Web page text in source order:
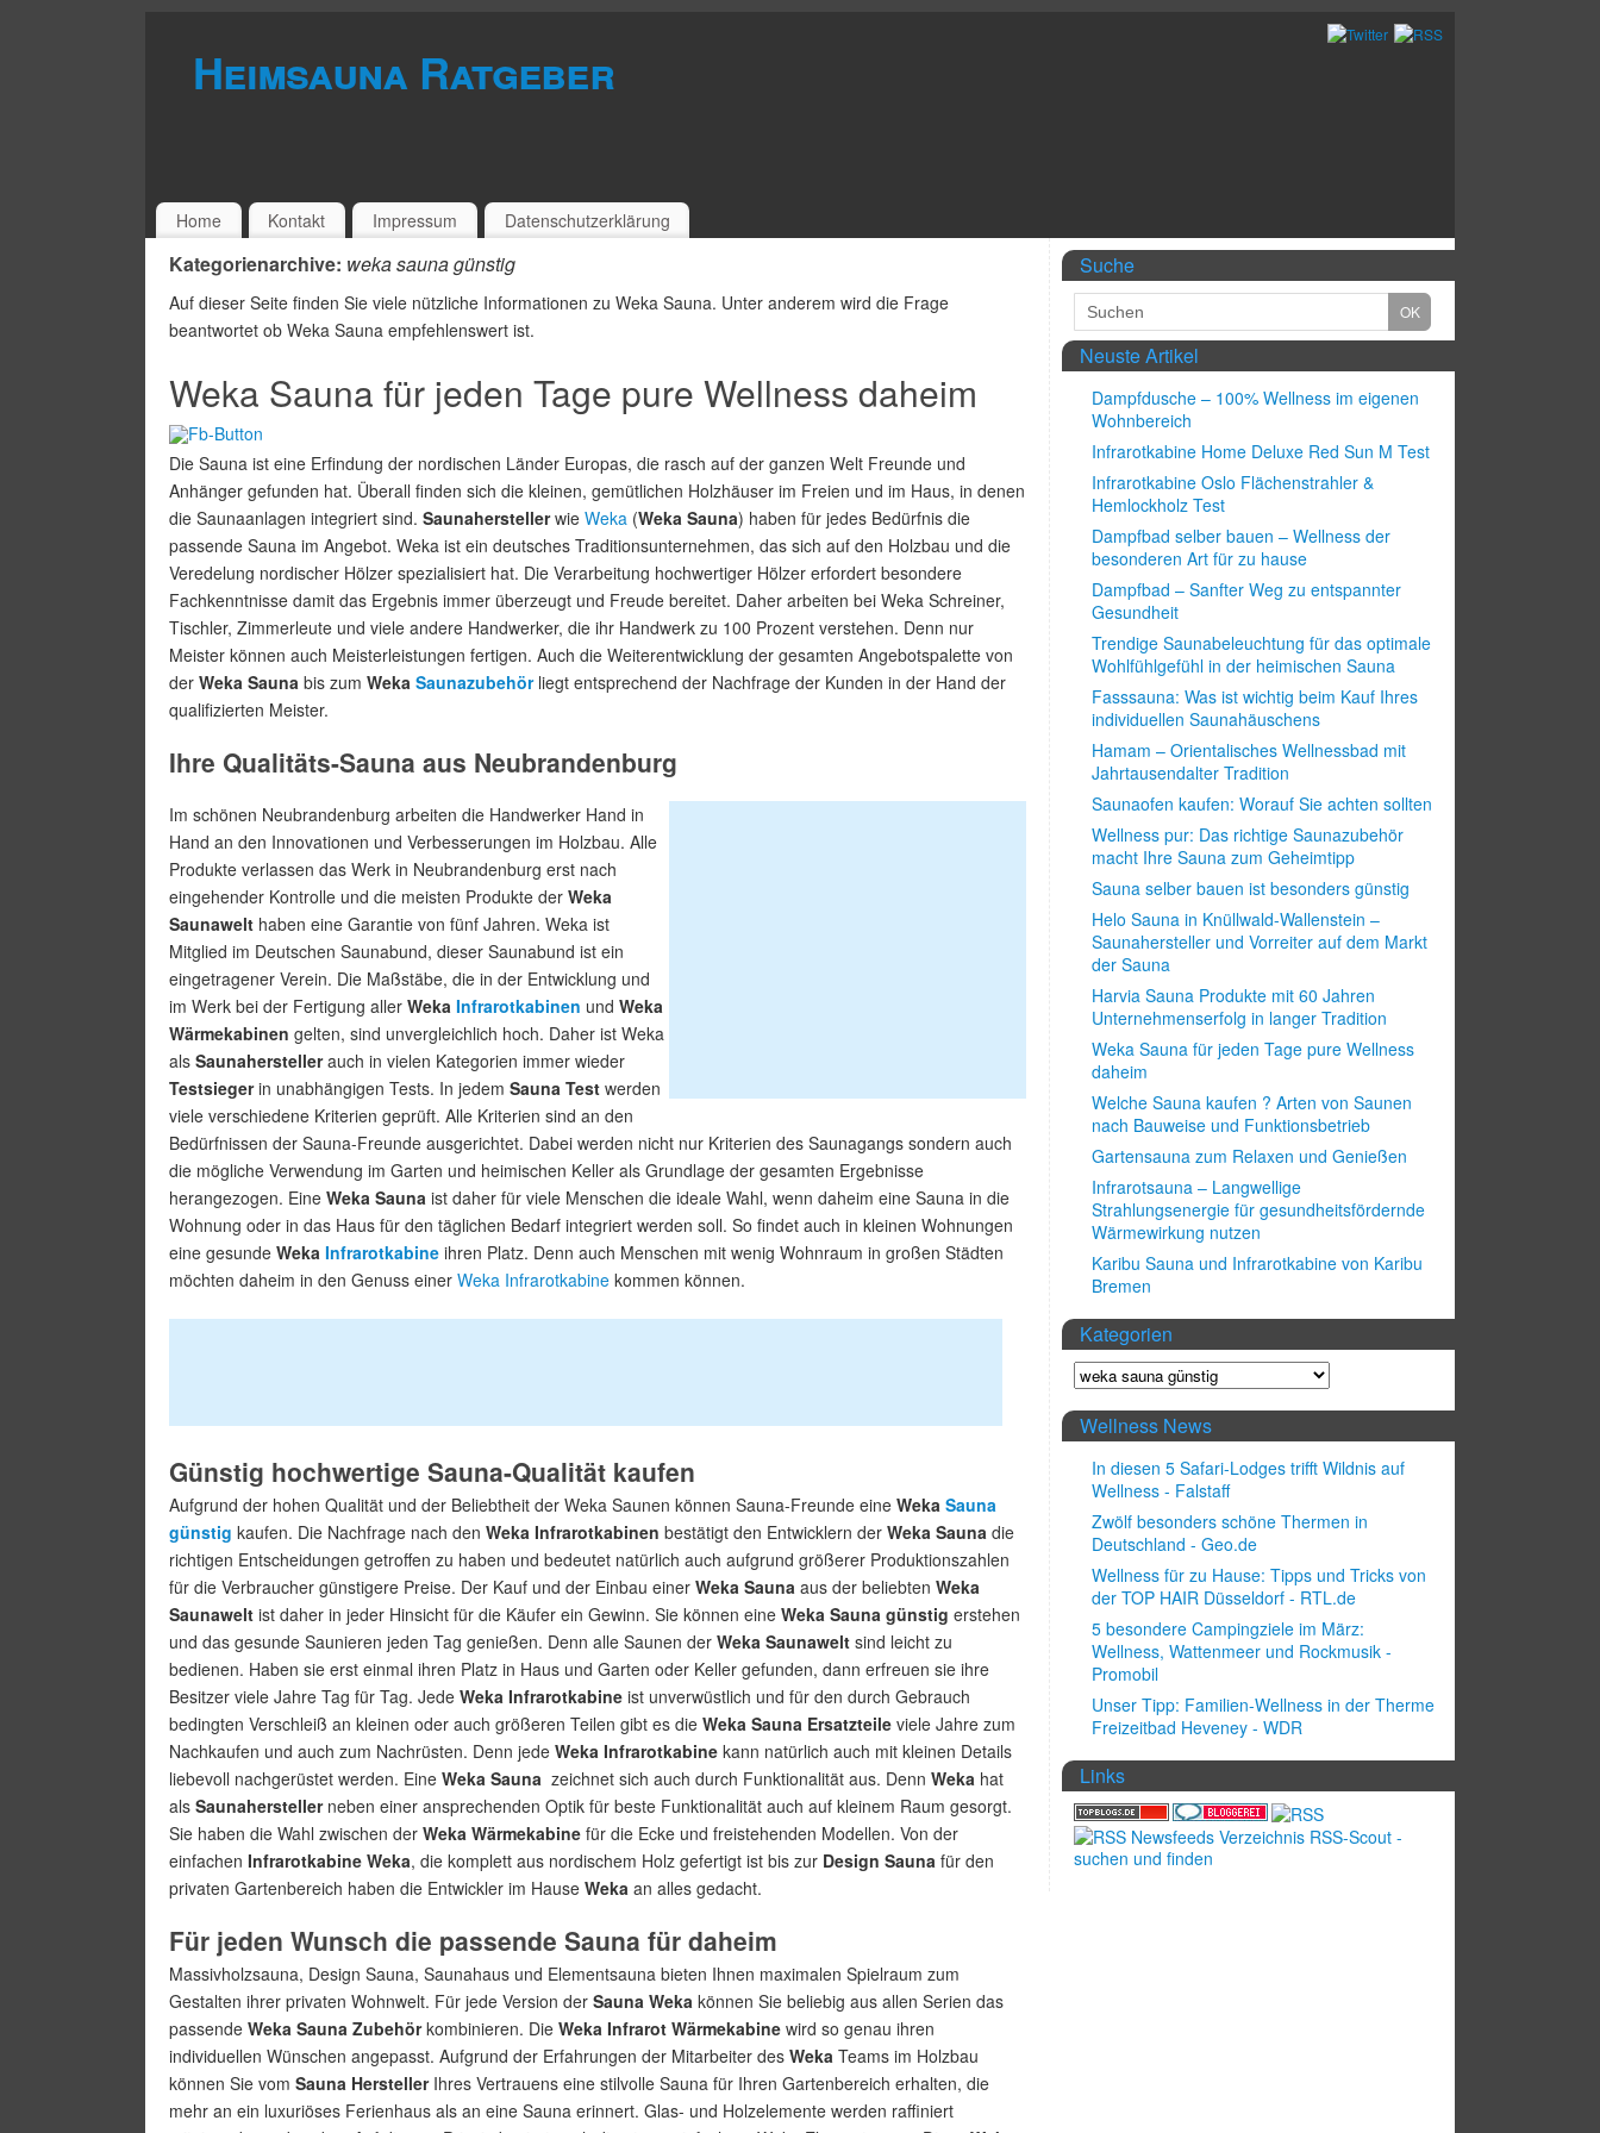
Heimsauna Ratgeber
Home Kontakt Impressum Datenschutzerklärung
Kategorienarchive: weka sauna günstig
Auf dieser Seite finden Sie viele nützliche Informationen zu Weka Sauna. Unter anderem wird die Frage
beantwortet ob Weka Sauna empfehlenswert ist.
Weka Sauna für jeden Tage pure Wellness daheim
Die Sauna ist eine Erfindung der nordischen Länder Europas, die rasch auf der ganzen Welt Freunde und
Anhänger gefunden hat. Überall finden sich die kleinen, gemütlichen Holzhäuser im Freien und im Haus, in denen
die Saunaanlagen integriert sind. Saunaherstellerwie Weka (Weka Sauna) haben für jedes Bedürfnis die
passende Sauna im Angebot. Weka ist ein deutsches Traditionsunternehmen, das sich auf den Holzbau und die
Veredelung nordischer Hölzer spezialisiert hat. Die Verarbeitung hochwertiger Hölzer erfordert besondere
Fachkenntnisse damit das Ergebnis immer überzeugt und Freude bereitet. Daher arbeiten bei Weka Schreiner,
Tischler, Zimmerleute und viele andere Handwerker, die ihr Handwerk zu 100 Prozent verstehen. Denn nur
Meister können auch Meisterleistungen fertigen. Auch die Weiterentwicklung der gesamten Angebotspalette von
der Weka Sauna bis zum Weka Saunazubehörliegt entsprechend der Nachfrage der Kunden in der Hand der
qualifizierten Meister.
Ihre Qualitäts-Sauna aus Neubrandenburg
Im schönen Neubrandenburg arbeiten die Handwerker Hand in
Hand an den Innovationen und Verbesserungen im Holzbau. Alle
Produkte verlassen das Werk in Neubrandenburg erst nach
eingehender Kontrolle und die meisten Produkte der Weka
Saunawelt haben eine Garantie von fünf Jahren. Weka ist
Mitglied im Deutschen Saunabund, dieser Saunabund ist ein
eingetragener Verein. Die Maßstäbe, die in der Entwicklung und
im Werk bei der Fertigung aller Weka Infrarotkabinen und Weka
Wärmekabinen gelten, sind unvergleichlich hoch. Daher ist Weka
als Saunaherstellerauch in vielen Kategorien immer wieder
Testsiegerin unabhängigen Tests. In jedem Sauna Test werden
viele verschiedene Kriterien geprüft. Alle Kriterien sind an den
Bedürfnissen der Sauna-Freunde ausgerichtet. Dabei werden nicht nur Kriterien des Saunagangs sondern auch
die mögliche Verwendung im Garten und heimischen Keller als Grundlage der gesamten Ergebnisse
herangezogen. Eine Weka Sauna ist daher für viele Menschen die ideale Wahl, wenn daheim eine Sauna in die
Wohnung oder in das Haus für den täglichen Bedarf integriert werden soll. So findet auch in kleinen Wohnungen
eine gesunde Weka Infrarotkabine ihren Platz. Denn auch Menschen mit wenig Wohnraum in großen Städten
möchten daheim in den Genuss einer Weka Infrarotkabine kommen können.
Günstig hochwertige Sauna-Qualität kaufen
Aufgrund der hohen Qualität und der Beliebtheit der Weka Saunen können Sauna-Freunde eine Weka Sauna
günstig kaufen. Die Nachfrage nach den Weka Infrarotkabinen bestätigt den Entwicklern der Weka Sauna die
richtigen Entscheidungen getroffen zu haben und bedeutet natürlich auch aufgrund größerer Produktionszahlen
für die Verbraucher günstigere Preise. Der Kauf und der Einbau einer Weka Sauna aus der beliebten Weka
Saunawelt ist daher in jeder Hinsicht für die Käufer ein Gewinn. Sie können eine Weka Sauna günstig erstehen
und das gesunde Saunieren jeden Tag genießen. Denn alle Saunen der Weka Saunawelt sind leicht zu
bedienen. Haben sie erst einmal ihren Platz in Haus und Garten oder Keller gefunden, dann erfreuen sie ihre
Besitzer viele Jahre Tag für Tag. Jede Weka Infrarotkabine ist unverwüstlich und für den durch Gebrauch
bedingten Verschleiß an kleinen oder auch größeren Teilen gibt es die Weka Sauna Ersatzteile viele Jahre zum
Nachkaufen und auch zum Nachrüsten. Denn jede Weka Infrarotkabine kann natürlich auch mit kleinen Details
liebevoll nachgerüstet werden. Eine Weka Sauna zeichnet sich auch durch Funktionalität aus. Denn Weka hat
als Saunaherstellerneben einer ansprechenden Optik für beste Funktionalität auch auf kleinem Raum gesorgt.
Sie haben die Wahl zwischen der Weka Wärmekabine für die Ecke und freistehenden Modellen. Von der
einfachen Infrarotkabine Weka, die komplett aus nordischem Holz gefertigt ist bis zur Design Sauna für den
privaten Gartenbereich haben die Entwickler im Hause Weka an alles gedacht.
Für jeden Wunsch die passende Sauna für daheim
Massivholzsauna, Design Sauna, Saunahaus und Elementsauna bieten Ihnen maximalen Spielraum zum
Gestalten ihrer privaten Wohnwelt. Für jede Version der Sauna Weka können Sie beliebig aus allen Serien das
passende Weka Sauna Zubehörkombinieren. Die Weka Infrarot Wärmekabine wird so genau ihren
individuellen Wünschen angepasst. Aufgrund der Erfahrungen der Mitarbeiter des Weka Teams im Holzbau
können Sie vom Sauna HerstellerIhres Vertrauens eine stilvolle Sauna für Ihren Gartenbereich erhalten, die
mehr an ein luxuriöses Ferienhaus als an eine Sauna erinnert. Glas- und Holzelemente werden raffiniert
Suche
Neuste Artikel
Dampfdusche – 100% Wellness im eigenen
Wohnbereich
Infrarotkabine Home Deluxe Red Sun M Test
Infrarotkabine Oslo Flächenstrahler &
Hemlockholz Test
Dampfbad selber bauen – Wellness der
besonderen Art für zu hause
Dampfbad – Sanfter Weg zu entspannter
Gesundheit
Trendige Saunabeleuchtung für das optimale
Wohlfühlgefühl in der heimischen Sauna
Fasssauna: Was ist wichtig beim Kauf Ihres
individuellen Saunahäuschens
Hamam – Orientalisches Wellnessbad mit
Jahrtausendalter Tradition
Saunaofen kaufen: Worauf Sie achten sollten
Wellness pur: Das richtige Saunazubehör
macht Ihre Sauna zum Geheimtipp
Sauna selber bauen ist besonders günstig
Helo Sauna in Knüllwald-Wallenstein –
Saunahersteller und Vorreiter auf dem Markt
der Sauna
Harvia Sauna Produkte mit 60 Jahren
Unternehmenserfolg in langer Tradition
Weka Sauna für jeden Tage pure Wellness
daheim
Welche Sauna kaufen ? Arten von Saunen
nach Bauweise und Funktionsbetrieb
Gartensauna zum Relaxen und Genießen
Infrarotsauna – Langwellige
Strahlungsenergie für gesundheitsfördernde
Wärmewirkung nutzen
Karibu Sauna und Infrarotkabine von Karibu
Bremen
Kategorien
Wellness News
In diesen 5 Safari-Lodges trifft Wildnis auf
Wellness - Falstaff
Zwölf besonders schöne Thermen in
Deutschland - Geo.de
Wellness für zu Hause: Tipps und Tricks von
der TOP HAIR Düsseldorf - RTL.de
5 besondere Campingziele im März:
Wellness, Wattenmeer und Rockmusik -
Promobil
Unser Tipp: Familien-Wellness in der Therme
Freizeitbad Heveney - WDR
Links